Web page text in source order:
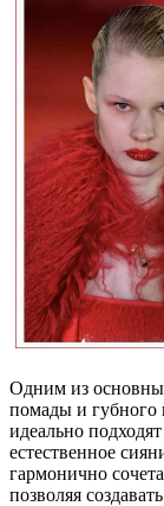
Одним из
помады и губного
идеально
естественное
гармонично
позволяя